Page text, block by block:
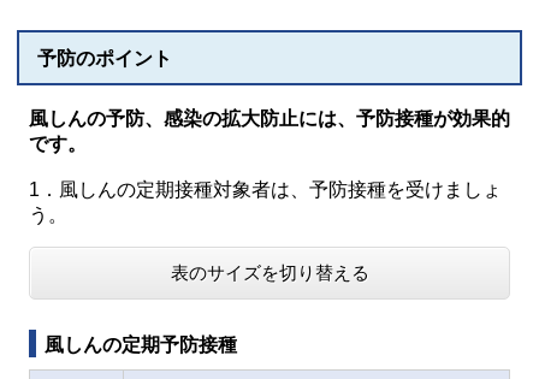
予防のポイント
風しんの予防、感染の拡大防止には、予防接種が効果的
です。
1．風しんの定期接種対象者は、予防接種を受けましょ
う。
表のサイズを切り替える
風しんの定期予防接種